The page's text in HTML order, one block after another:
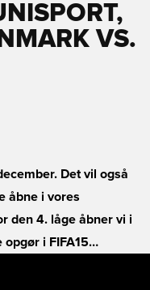
VS.
Det vil også
åbne i vores
den 4. låge åbner vi i
opgør i FIFA15…